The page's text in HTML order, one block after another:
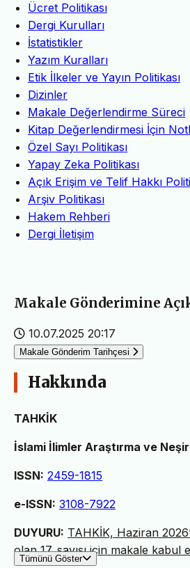
Ücret Politikası
Dergi Kurulları
İstatistikler
Yazım Kuralları
Etik İlkeler ve Yayın Politikası
Dizinler
Makale Değerlendirme Süreci
Kitap Değerlendirmesi İçin
Özel Sayı Politikası
Yapay Zeka Politikası
Açık Erişim ve Telif Hakkı
Arşiv Politikası
Hakem Rehberi
Dergi İletişim
Makale Gönderimine
10.07.2025 20:17
Makale Gönderim Tarihçesi
Hakkında
TAHKİK
İslami İlimler Araştırma ve
ISSN: 2459-1815
e-ISSN: 3108-7922
DUYURU: TAHKİK, Haziran
olan 17. sayısı için makale kabul
Tümünü Göster